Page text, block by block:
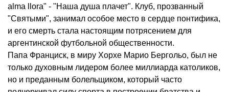
alma llora" - "Наша душа плачет". Клуб, прозванный
"Святыми", занимал особое место в сердце понтифика,
и его смерть стала настоящим потрясением для
аргентинской футбольной общественности.
Папа Франциск, в миру Хорхе Марио Бергольо, был не
только духовным лидером более миллиарда католиков,
но и преданным болельщиком, который часто